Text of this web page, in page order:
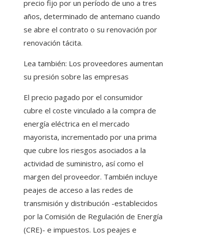
precio fijo por un período de uno a tres
años, determinado de antemano cuando
se abre el contrato o su renovación por
renovación tácita.
Lea también: Los proveedores aumentan
su presión sobre las empresas
El precio pagado por el consumidor
cubre el coste vinculado a la compra de
energía eléctrica en el mercado
mayorista, incrementado por una prima
que cubre los riesgos asociados a la
actividad de suministro, así como el
margen del proveedor. También incluye
peajes de acceso a las redes de
transmisión y distribución -establecidos
por la Comisión de Regulación de Energía
(CRE)- e impuestos. Los peajes e